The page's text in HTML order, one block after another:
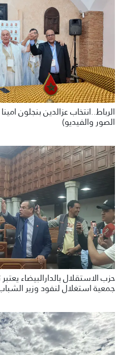
الرباط..انتخاب عزالدين بنجلون
الصور والفيديو)
حزب الاستقلال بالدارالبيضاء
جمعية استغلال لنفود وزير